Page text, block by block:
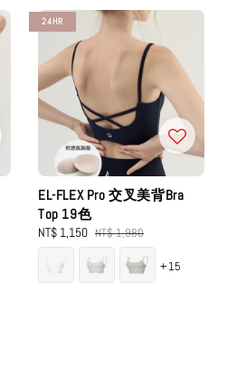
24HR
EL-FLEX Pro 交叉美背Bra
Top 19色
Sale
price
NT$ 1,150 Regular
price
NT$ 1,980
+15